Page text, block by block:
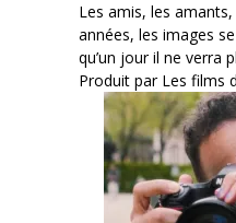
Les amis, les
années, les images
qu’un jour il ne verra
Produit par Les films